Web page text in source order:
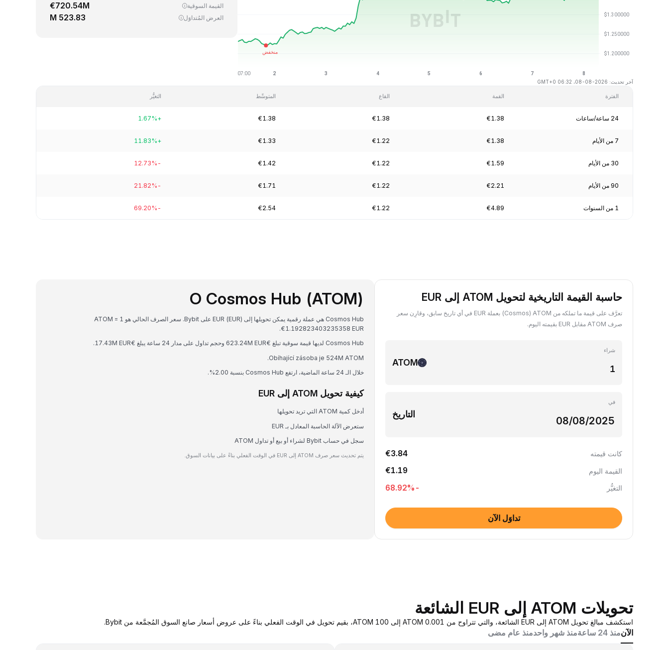
آخر تحديث: 2026-08-08، 06:32 GMT+0
القيمة السوقية €720.54M
العرض المُتداوَل 523.83 M
الفترة القمة القاع المتوسِّط التغيُّر
24 ساعة/ساعات €1.38
€1.38
€1.38
+1.67%
7 من الأيام €1.38
€1.22
€1.33
+11.83%
30 من الأيام €1.59
€1.22
€1.42
-12.73%
90 من الأيام €2.21
€1.22
€1.71
-21.82%
1 من السنوات €4.89
€1.22
€2.54
-69.20%
حاسبة القيمة التاريخية لتحويل ATOM إلى EUR
تعرَّف على قيمة ما تملكه من ATOM ‏(Cosmos) بعملة EUR في أي تاريخ سابق، وقارِن سعر
صرف ATOM مقابل EUR بقيمته اليوم.
شراء
ATOM
في
التاريخ
كانت قيمته €3.84
القيمة اليوم €1.19
التغيُّر -68.92
%
تداوَل الآن
O Cosmos Hub (ATOM)
Cosmos Hub هي عملة رقمية يمكن تحويلها إلى EUR (EUR) على Bybit. سعر الصرف الحالي هو 1 ATOM =
€1.192823403235358 EUR.
Cosmos Hub لديها قيمة سوقية تبلغ €623.24M EUR وحجم تداول على مدار 24 ساعة يبلغ €17.43M EUR.
Obíhající zásoba je 524M ATOM.
خلال الـ 24 ساعة الماضية، ارتفع Cosmos Hub بنسبة 2.00%.
كيفية تحويل ATOM إلى EUR
أدخل كمية ATOM التي تريد تحويلها
ستعرض الآلة الحاسبة المعادل بـ EUR
سجل في حساب Bybit لشراء أو بيع أو تداول ATOM
يتم تحديث سعر صرف ATOM إلى EUR في الوقت الفعلي بناءً على بيانات السوق.
تحويلات ATOM إلى EUR الشائعة
استكشف مبالغ تحويل ATOM إلى EUR الشائعة، والتي تتراوح من 0.001 ATOM إلى 100 ATOM، بقيم تحويل في الوقت الفعلي بناءً على عروض أسعار صانع السوق المُجمَّعة من Bybit.
الآنمنذ 24 ساعة منذ شهر واحدمنذ عام مضى